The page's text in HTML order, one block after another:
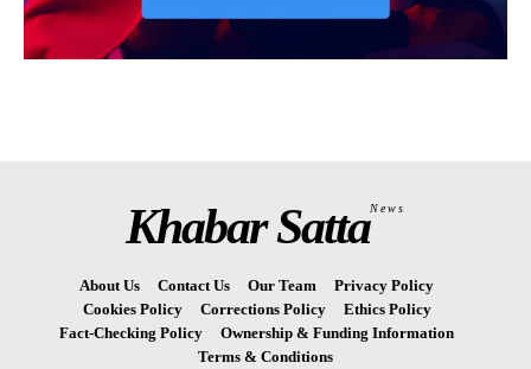
Khabar SattaNews
About Us Contact Us Our Team
Privacy Policy
Cookies Policy
Corrections Policy
Ethics Policy
Fact-Checking Policy
Ownership & Funding Information
Terms & Conditions